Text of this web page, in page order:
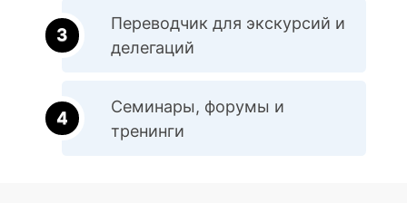
Переводчик для экскурсий и
делегаций
Семинары, форумы и
тренинги